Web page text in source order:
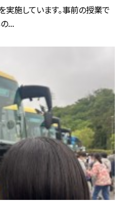
実施しています。事前の授業で
...